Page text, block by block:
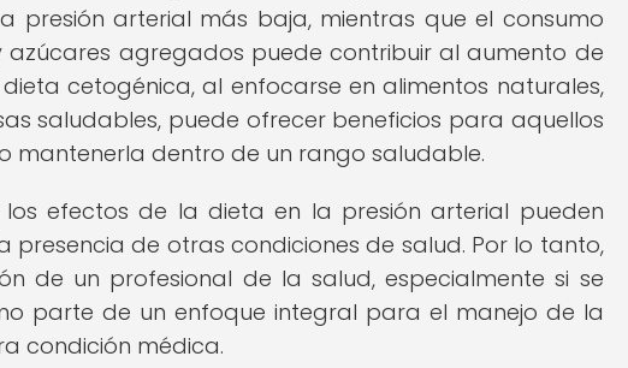
presión arterial más baja, mientras que el consumo
azúcares agregados puede contribuir al aumento de
cetogénica, al enfocarse en alimentos naturales,
saludables, puede ofrecer beneficios para aquellos
mantenerla dentro de un rango saludable.
efectos de la dieta en la presión arterial pueden
presencia de otras condiciones de salud. Por lo tanto,
de un profesional de la salud, especialmente si se
parte de un enfoque integral para el manejo de la
condición médica.